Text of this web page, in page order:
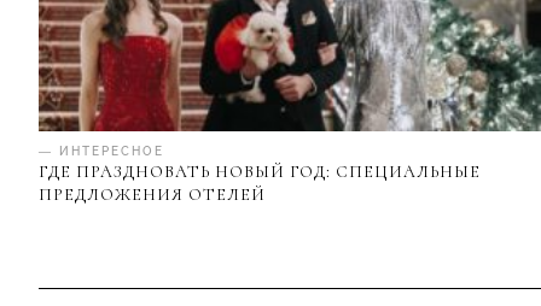
— ИНТЕРЕСНОЕ
ГДЕ ПРАЗДНОВАТЬ НОВЫЙ ГОД: СПЕЦИАЛЬНЫЕ
ПРЕДЛОЖЕНИЯ ОТЕЛЕЙ